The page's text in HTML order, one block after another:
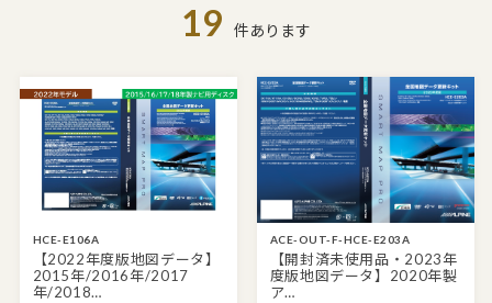
19 件あります
HCE-E106A
【2022年度版地図データ】
2015年/2016年/2017
年/2018…
ACE-OUT-F-HCE-E203A
【開封済未使用品・2023年
度版地図データ】2020年製
ア…